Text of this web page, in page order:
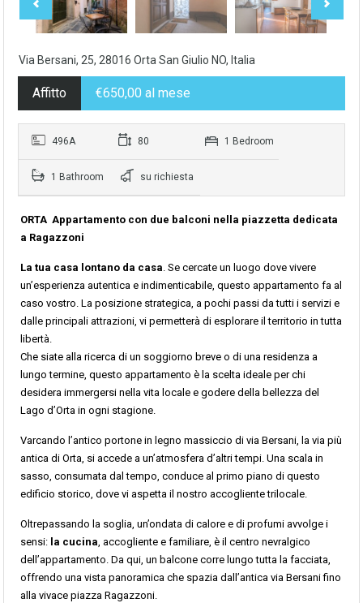
Via Bersani, 25, 28016 Orta San Giulio NO, Italia
Affitto €650,00 al mese
496A 80 1 Bedroom
1 Bathroom su richiesta
ORTA Appartamento con due balconi nella piazzetta dedicata
a Ragazzoni
La tua casa lontano da casa. Se cercate un luogo dove vivere
un’esperienza autentica e indimenticabile, questo appartamento fa al
caso vostro. La posizione strategica, a pochi passi da tutti i servizi e
dalle principali attrazioni, vi permetterà di esplorare il territorio in tutta
libertà.
Che siate alla ricerca di un soggiorno breve o di una residenza a
lungo termine, questo appartamento è la scelta ideale per chi
desidera immergersi nella vita locale e godere della bellezza del
Lago d’Orta in ogni stagione.
Varcando l’antico portone in legno massiccio di via Bersani, la via più
antica di Orta, si accede a un’atmosfera d’altri tempi. Una scala in
sasso, consumata dal tempo, conduce al primo piano di questo
edificio storico, dove vi aspetta il nostro accogliente trilocale.
Oltrepassando la soglia, un’ondata di calore e di profumi avvolge i
sensi: la cucina, accogliente e familiare, è il centro nevralgico
dell’appartamento. Da qui, un balcone corre lungo tutta la facciata,
offrendo una vista panoramica che spazia dall’antica via Bersani fino
alla vivace piazza Ragazzoni.